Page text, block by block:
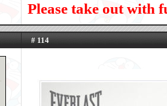
Please take out with
# 114